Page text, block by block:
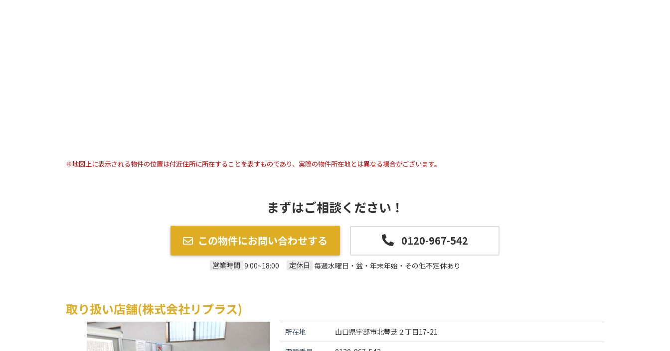
※地図上に表示される物件の位置は付近住所に所在することを表すものであり、実際の物件所在地とは異なる場合がございます。
まずはご相談ください！
この物件にお問い合わせする 0120-967-542
営業時間 9:00~18:00 定休日 毎週水曜日・盆・年末年始・その他不定休あり
取り扱い店舗(株式会社リプラス)
所在地
山口県宇部市北琴芝２丁目17-21